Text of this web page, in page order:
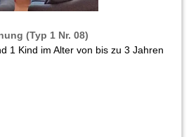
(Typ 1 Nr. 08)
1 Kind im Alter von bis zu 3 Jahren